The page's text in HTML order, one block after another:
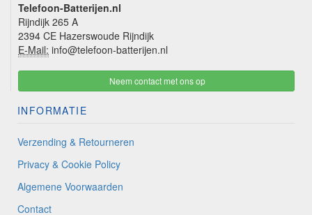
Telefoon-Batterijen.nl
Rijndijk 265 A
2394 CE Hazerswoude Rijndijk
E-Mail: info@telefoon-batterijen.nl
Neem contact met ons op
INFORMATIE
Verzending & Retourneren
Privacy & Cookie Policy
Algemene Voorwaarden
Contact